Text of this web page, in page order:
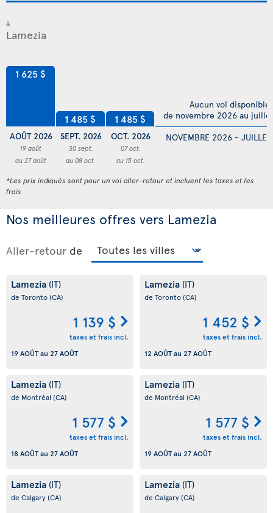
à
1 625 $
AOÛT 2026
19 août
au 27 août
1 485 $
SEPT. 2026
30 sept.
au 08 oct.
1 485 $
OCT. 2026
07 oct.
au 15 oct.
NOVEMBRE 2026 -
Aucun vol disponible
de novembre 2026 au
*Les prix indiqués sont pour un vol aller-retour et incluent les taxes et les
frais
Nos meilleures offres vers Lamezia
Aller-retour de
Lamezia (IT)
de Toronto(CA)
1 139 $
taxes et frais incl.
19 AOÛTau 27 AOÛT
Lamezia (IT)
de Toronto(CA)
1 452 $
taxes et frais incl.
12 AOÛTau 27 AOÛT
Lamezia (IT)
de Montréal (CA)
1 577 $
taxes et frais incl.
18 AOÛTau 27 AOÛT
Lamezia (IT)
de Montréal (CA)
1 577 $
taxes et frais incl.
19 AOÛTau 27 AOÛT
Lamezia (IT)
de Calgary(CA)
Lamezia (IT)
de Calgary(CA)